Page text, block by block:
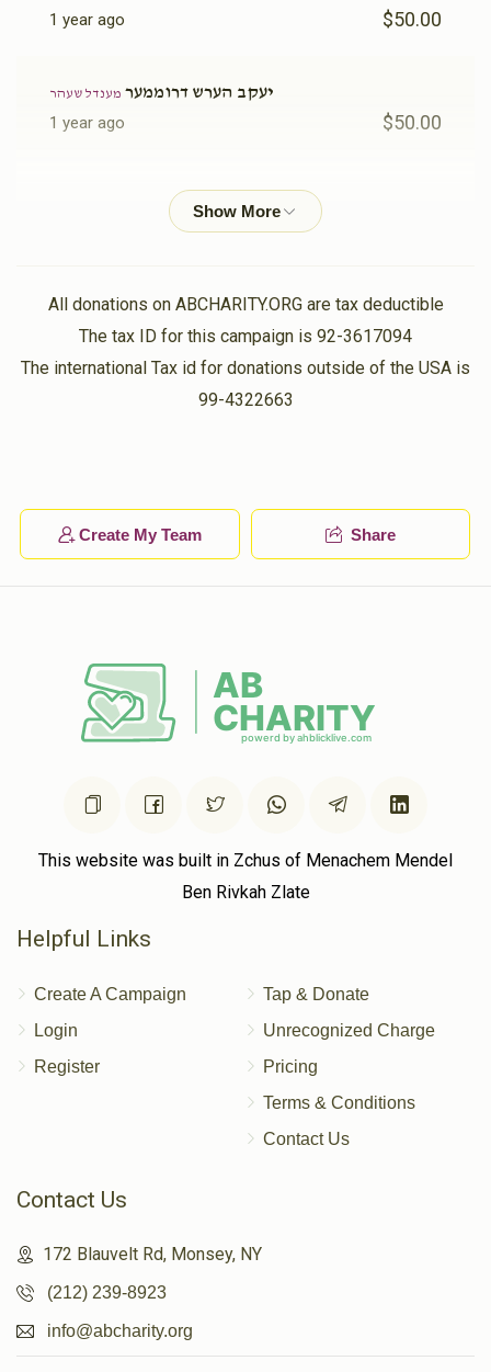
1 year ago $50.00
יעקב הערש דרוממער מענדל שעהר
1 year ago $50.00
Yitzchok Gruber
יודל שעהרמענדל שעהר
1 year ago $18.00
יחזקאל שרגא מערץ
פנחס שעהר
1 year ago $50.00
All donations on ABCHARITY.ORG are tax deductible
The tax ID for this campaign is 92-3617094
The international Tax id for donations outside of the USA is
99-4322663
Create My Team Share
This website was built in Zchus of Menachem Mendel
Ben Rivkah Zlate
Helpful Links
Create A Campaign
Login
Register
Tap & Donate
Unrecognized Charge
Pricing
Terms & Conditions
Contact Us
Contact Us
172 Blauvelt Rd, Monsey, NY
(212) 239-8923
info@abcharity.org